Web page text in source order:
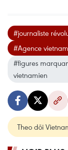
#journaliste
#Agence
#figures
vietnamien
Theo dõi